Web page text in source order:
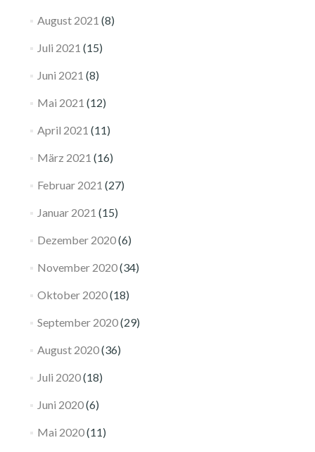
August 2021 (8)
Juli 2021 (15)
Juni 2021 (8)
Mai 2021 (12)
April 2021 (11)
März 2021 (16)
Februar 2021 (27)
Januar 2021 (15)
Dezember 2020(6)
November 2020(34)
Oktober 2020(18)
September 2020(29)
August 2020(36)
Juli 2020(18)
Juni 2020(6)
Mai 2020(11)